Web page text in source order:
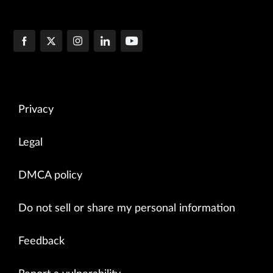
Privacy
Legal
DMCA policy
Do not sell or share my personal information
Feedback